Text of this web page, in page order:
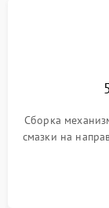
Сборка
смазки на
программным